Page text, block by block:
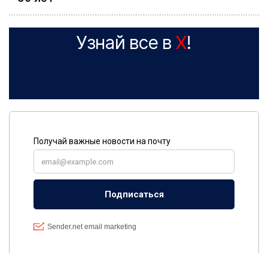
Узнай все в X!